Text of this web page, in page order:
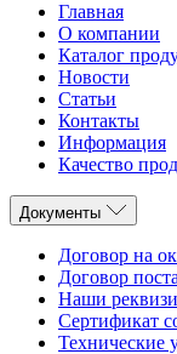
Главная
О компании
Каталог
Новости
Статьи
Контакты
Информация
Качество
Документы
Договор на
Договор
Наши
Сертификат
Технические